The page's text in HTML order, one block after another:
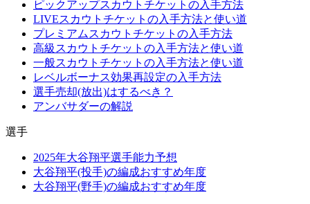
ピックアップスカウトチケットの入手方法
LIVEスカウトチケットの入手方法と使い道
プレミアムスカウトチケットの入手方法
高級スカウトチケットの入手方法と使い道
一般スカウトチケットの入手方法と使い道
レベルボーナス効果再設定の入手方法
選手売却(放出)はするべき？
アンバサダーの解説
選手
2025年大谷翔平選手能力予想
大谷翔平(投手)の編成おすすめ年度
大谷翔平(野手)の編成おすすめ年度